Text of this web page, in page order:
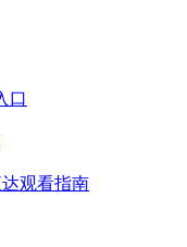
口
观看指南